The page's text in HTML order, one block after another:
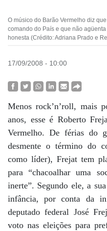
O músico do Barão Vermelho diz
comando do País e que não
honesta (Crédito: Adriana Prado e
17/09/2008 - 10:00
Menos rock’n’roll, mais
anos, esse é Roberto
Vermelho. De férias do
desmente o término do
como líder), Frejat tem
para “chacoalhar uma
inerte”. Segundo ele, a
infância, por conta da
deputado federal José
voto nas eleições para